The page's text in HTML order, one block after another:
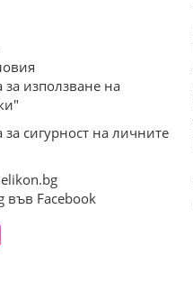
за използване на
сигурност на личните
във Facebook